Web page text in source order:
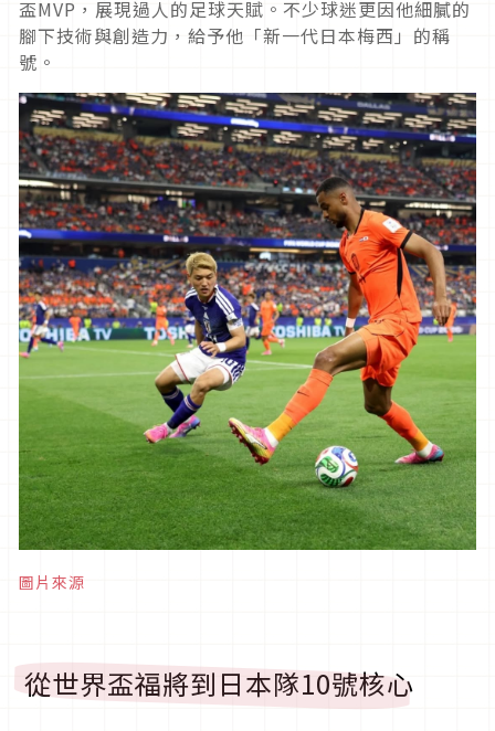
盃MVP，展現過人的足球天賦。不少球迷更因他細膩的
腳下技術與創造力，給予他「新一代日本梅西」的稱
號。
圖片來源
從世界盃福將到日本隊10號核心